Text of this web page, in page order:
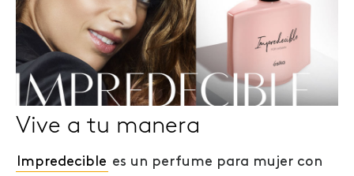
Vive a tu manera
Impredecible es un perfume para mujer con